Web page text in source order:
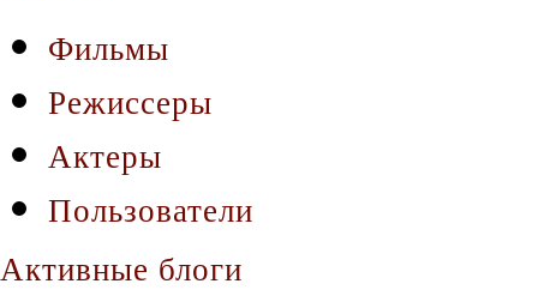
Фильмы
Режиссеры
Актеры
Пользователи
Активные блоги